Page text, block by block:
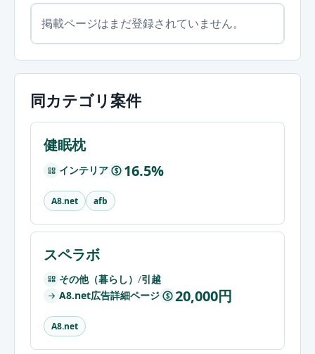
掲載ページはまだ登録されていません。
同カテゴリ案件
健眠枕
インテリア $ 16.5%
A8.net afb
スペラボ
その他（暮らし） /引越
A8.net広告詳細ページ
$ 20,000円
A8.net